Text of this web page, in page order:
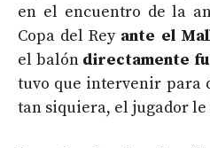
en el encuentro de la
Copa del Reyante el
el balón directamente
tuvo que intervenir para
tan siquiera, el jugador